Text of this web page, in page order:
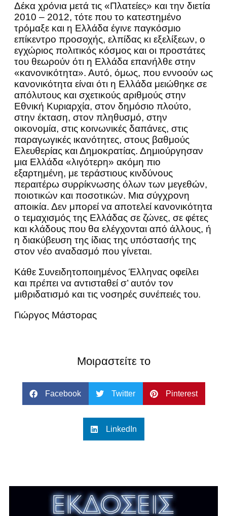
Δέκα χρόνια μετά τις «Πλατείες» και την διετία
2010 – 2012, τότε που το κατεστημένο
τρόμαξε και η Ελλάδα έγινε παγκόσμιο
επίκεντρο προσοχής, ελπίδας κι εξελίξεων, ο
εγχώριος πολιτικός κόσμος και οι προστάτες
του θεωρούν ότι η Ελλάδα επανήλθε στην
«κανονικότητα». Αυτό, όμως, που εννοούν ως
κανονικότητα είναι ότι η Ελλάδα μειώθηκε σε
απόλυτους και σχετικούς αριθμούς στην
Εθνική Κυριαρχία, στον δημόσιο πλούτο,
στην έκταση, στον πληθυσμό, στην
οικονομία, στις κοινωνικές δαπάνες, στις
παραγωγικές ικανότητες, στους βαθμούς
Ελευθερίας και Δημοκρατίας. Δημιούργησαν
μια Ελλάδα «λιγότερη» ακόμη πιο
εξαρτημένη, με τεράστιους κινδύνους
περαιτέρω συρρίκνωσης όλων των μεγεθών,
ποιοτικών και ποσοτικών. Μια σύγχρονη
αποικία. Δεν μπορεί να αποτελεί κανονικότητα
ο τεμαχισμός της Ελλάδας σε ζώνες, σε φέτες
και κλάδους που θα ελέγχονται από άλλους, ή
η διακύβευση της ίδιας της υπόστασής της
στον νέο αναδασμό που γίνεται.
Κάθε Συνειδητοποιημένος Έλληνας οφείλει
και πρέπει να αντισταθεί σ’ αυτόν τον
μιθριδατισμό και τις νοσηρές συνέπειές του.
Γιώργος Μάστορας
Μοιραστείτε το
Facebook Twitter Pinterest
LinkedIn